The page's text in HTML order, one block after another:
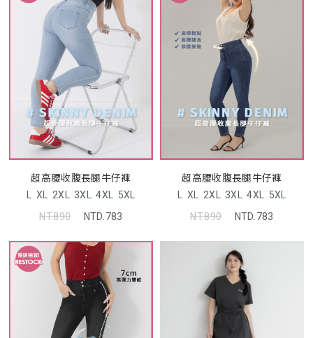
超高腰收腹長腿牛仔褲
L XL 2XL 3XL 4XL 5XL
NT.890
NTD.783
超高腰收腹長腿牛仔褲
L XL 2XL 3XL 4XL 5XL
NT.890
NTD.783